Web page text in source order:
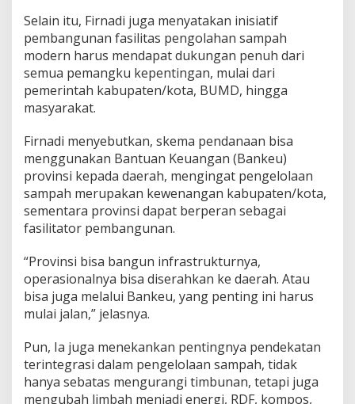
P
a
r
i
k
g
o
l
a
h
a
n
Selain itu, Firnadi juga menyatakan inisiatif
pembangunan fasilitas pengolahan sampah
modern harus mendapat dukungan penuh dari
semua pemangku kepentingan, mulai dari
pemerintah kabupaten/kota, BUMD, hingga
masyarakat.
Firnadi menyebutkan, skema pendanaan bisa
menggunakan Bantuan Keuangan (Bankeu)
provinsi kepada daerah, mengingat pengelolaan
sampah merupakan kewenangan kabupaten/kota,
sementara provinsi dapat berperan sebagai
fasilitator pembangunan.
“Provinsi bisa bangun infrastrukturnya,
operasionalnya bisa diserahkan ke daerah. Atau
bisa juga melalui Bankeu, yang penting ini harus
mulai jalan,” jelasnya.
Pun, Ia juga menekankan pentingnya pendekatan
terintegrasi dalam pengelolaan sampah, tidak
hanya sebatas mengurangi timbunan, tetapi juga
mengubah limbah menjadi energi, RDF, kompos,